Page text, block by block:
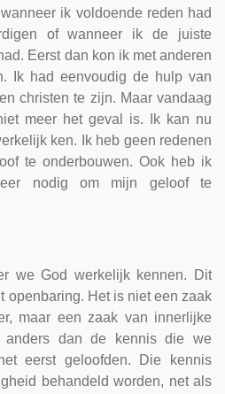
ik voldoende reden had
of wanneer ik de juiste
Eerst dan kon ik met anderen
Ik had eenvoudig de hulp van
christen te zijn. Maar vandaag
meer het geval is. Ik kan nu
ken. Ik heb geen redenen
te onderbouwen. Ook heb ik
nodig om mijn geloof te
we God werkelijk kennen. Dit
openbaring. Het is niet een zaak
maar een zaak van innerlijke
anders dan de kennis die we
eerst geloofden. Die kennis
behandeld worden, net als